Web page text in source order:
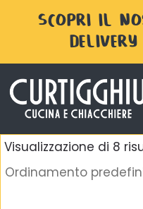
SCOPRI IL
Visualizzazione di 8
Ordinamento